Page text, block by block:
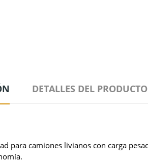
DETALLES DEL PRODUCTO
para camiones livianos con carga